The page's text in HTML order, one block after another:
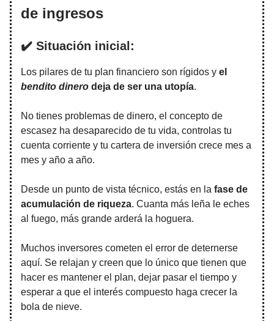
de ingresos
✔️ Situación inicial:
Los pilares de tu plan financiero son rígidos y el
bendito dinero deja de ser una utopía.
No tienes problemas de dinero, el concepto de
escasez ha desaparecido de tu vida, controlas tu
cuenta corriente y tu cartera de inversión crece mes a
mes y año a año.
Desde un punto de vista técnico, estás en la fase de
acumulación de riqueza. Cuanta más leña le eches
al fuego, más grande arderá la hoguera.
Muchos inversores cometen el error de deternerse
aquí. Se relajan y creen que lo único que tienen que
hacer es mantener el plan, dejar pasar el tiempo y
esperar a que el interés compuesto haga crecer la
bola de nieve.